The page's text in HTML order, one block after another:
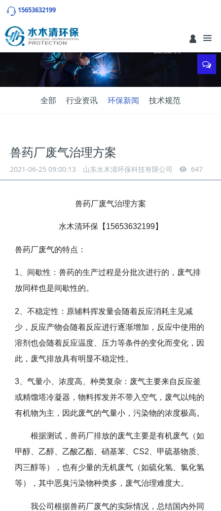
15653632199
全部 行业资讯 环保新闻 技术规范
兽药厂废气治理方案
2021-06-25 09:00:13 山东水木清环保科技有限公司 647
兽药厂废气治理方案
水木清环保【15653632199】
兽药厂废气的特点：
1 、间歇性：兽药的生产过程是分批次进行的，废气排
放同样也是间歇性的。
2 、不稳定性：原辅料挥发量会随着反应消耗主见减
少，反应产物会随着反应进行逐渐增加，反应中使用的
溶剂也会随着反应温度、压力等条件的变化而变化，因
此，废气排放具有明显不稳定性。
3 、气量小、浓度高、种类复杂：废气主要来自反应釜
或精馏塔冷凝器，物料挥发并不带入空气，废气以纯的
有机物为主，因此废气的气量小，污染物的浓度极高。
根据测试，兽药厂排放的废气主要是有机废气（如
甲醇、乙醇、乙酸乙酯、硝基苯、CS2、甲硫基物质、
丙三醇等），也有少量的无机废气（如硫化氢、氯化氢
等），其中恶臭污染物种类多，废气治理难度大。
我公司根据兽药厂废气的实际情况，总结国内外同